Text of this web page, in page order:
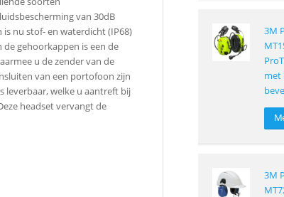
van 30dB
is nu stof- en waterdicht (IP68)
gehoorkappen is een de
u de zender van de
van een portofoon zijn
leverbaar, welke u aantreft bij
headset vervangt de
3M
met
3M